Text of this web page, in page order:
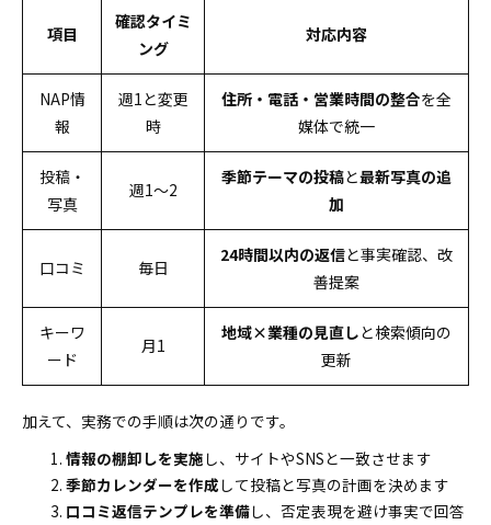
項目
確認タイミ
ング
対応内容
NAP情
報
週1と変更
時
住所・電話・営業時間の整合を全
媒体で統一
投稿・
写真
週1〜2
季節テーマの投稿と最新写真の追
加
口コミ 毎日
24時間以内の返信と事実確認、改
善提案
キーワ
ード
月1
地域×業種の見直しと検索傾向の
更新
加えて、実務での手順は次の通りです。
情報の棚卸しを実施 し、サイトやSNSと一致させます
季節カレンダーを作成 して投稿と写真の計画を決めます
口コミ返信テンプレを準備し、否定表現を避け事実で回答